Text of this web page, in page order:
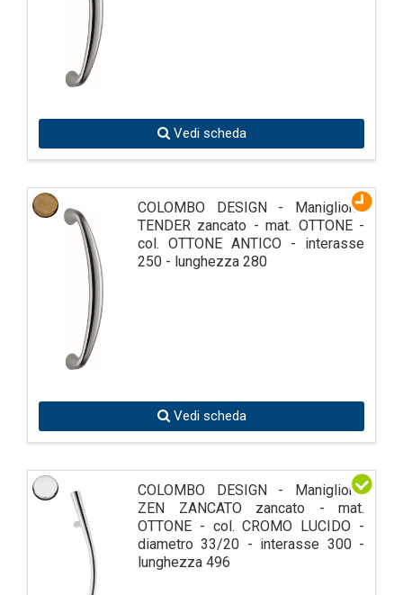
Vedi scheda
COLOMBO DESIGN - Maniglione
TENDER zancato - mat. OTTONE -
col. OTTONE ANTICO - interasse
250 - lunghezza 280
Vedi scheda
COLOMBO DESIGN - Maniglione
ZEN ZANCATO zancato - mat.
OTTONE - col. CROMO LUCIDO -
diametro 33/20 - interasse 300 -
lunghezza 496